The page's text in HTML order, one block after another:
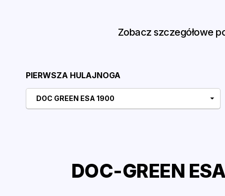
Zobacz szczegółowe
PIERWSZA HULAJNOGA
DOC GREEN ESA 1900
DOC-GREEN